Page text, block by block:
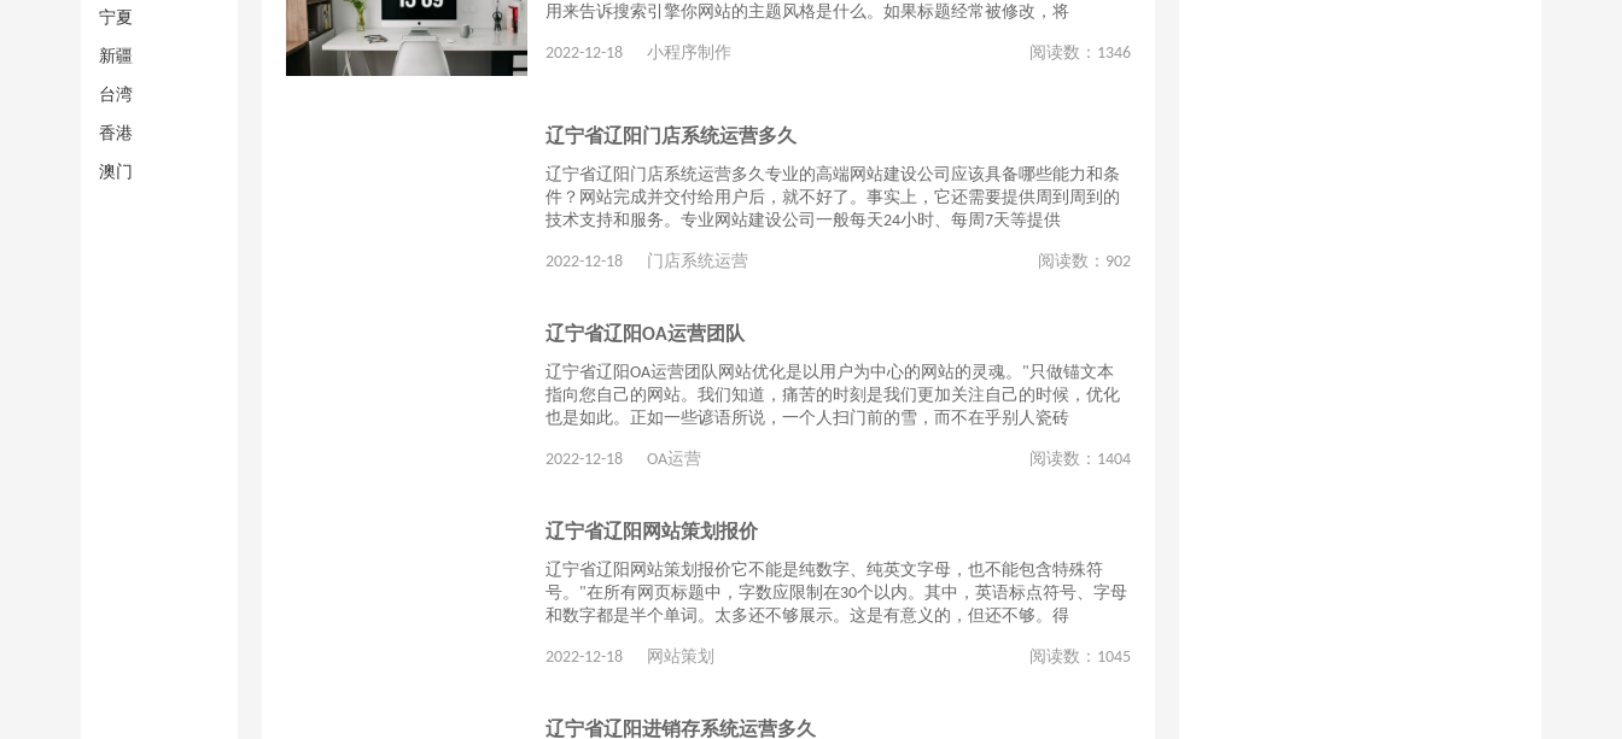
宁夏
新疆
台湾
香港
澳门
用来告诉搜索引擎你网站的主题风格是什么。如果标题经常被修改，将
2022-12-18 小程序制作 阅读数： 1346
辽宁省辽阳门店系统运营多久
辽宁省辽阳门店系统运营多久专业的高端网站建设公司应该具备哪些能力和条
件？网站完成并交付给用户后，就不好了。事实上，它还需要提供周到周到的
技术支持和服务。专业网站建设公司一般每天24小时、每周7天等提供
2022-12-18 门店系统运营 阅读数： 902
辽宁省辽阳OA运营团队
辽宁省辽阳OA运营团队网站优化是以用户为中心的网站的灵魂。"只做锚文本
指向您自己的网站。我们知道，痛苦的时刻是我们更加关注自己的时候，优化
也是如此。正如一些谚语所说，一个人扫门前的雪，而不在乎别人瓷砖
2022-12-18 OA运营 阅读数： 1404
辽宁省辽阳网站策划报价
辽宁省辽阳网站策划报价它不能是纯数字、纯英文字母，也不能包含特殊符
号。"在所有网页标题中，字数应限制在30个以内。其中，英语标点符号、字母
和数字都是半个单词。太多还不够展示。这是有意义的，但还不够。得
2022-12-18 网站策划 阅读数： 1045
辽宁省辽阳进销存系统运营多久